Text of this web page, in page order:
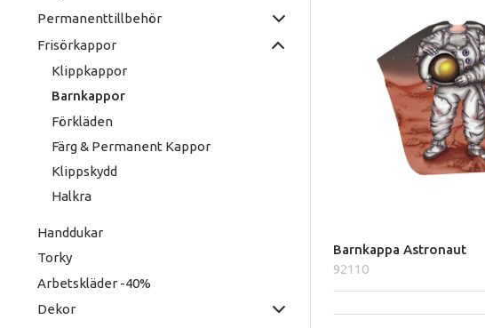
Permanenttillbehör
Frisörkappor
Klippkappor
Barnkappor
Förkläden
Färg & Permanent Kappor
Klippskydd
Halkra
Handdukar
Torky
Arbetskläder -40%
Dekor
Barnkappa Astronaut
92110